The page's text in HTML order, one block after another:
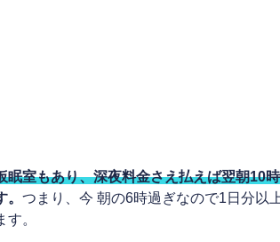
眠室もあり、深夜料金さえ払えば翌朝10
つまり、今 朝の6時過ぎなので1日分以
す。